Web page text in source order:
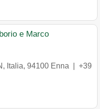
e Marco
Italia, 94100 Enna
+39